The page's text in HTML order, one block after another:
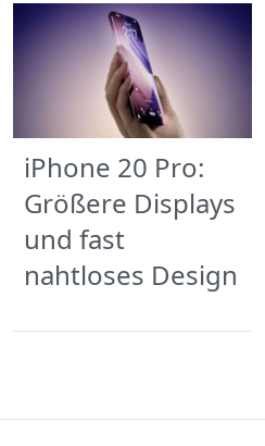
iPhone 20 Pro:
Größere Displays
und fast
nahtloses Design